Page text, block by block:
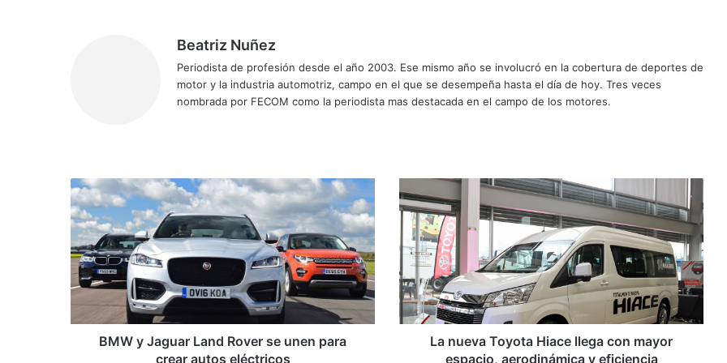
Beatriz Nuñez
Periodista de profesión desde el año 2003. Ese mismo año se involucró en la cobertura de deportes de
motor y la industria automotriz, campo en el que se desempeña hasta el día de hoy. Tres veces
nombrada por FECOM como la periodista mas destacada en el campo de los motores.
b
ok
e
m
B
M
W
J
a
g
a
BMW y Jaguar Land Rover se unen para
crear autos eléctricos
a
u
e
v
a
T
o
La nueva Toyota Hiace llega con mayor
espacio, aerodinámica y eficiencia